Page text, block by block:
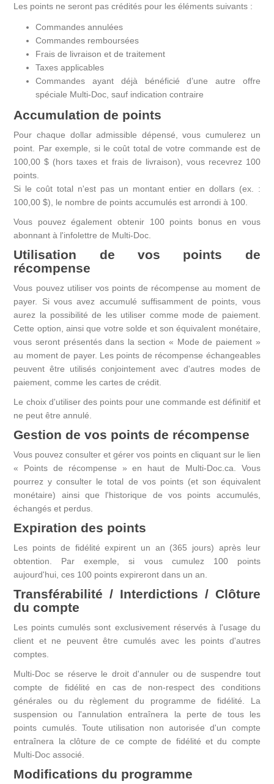
Les points ne seront pas crédités pour les éléments suivants :
Commandes annulées
Commandes remboursées
Frais de livraison et de traitement
Taxes applicables
Commandes ayant déjà bénéficié d’une autre offre
spéciale Multi-Doc, sauf indication contraire
Accumulation de points
Pour chaque dollar admissible dépensé, vous cumulerez un
point. Par exemple, si le coût total de votre commande est de
100,00 $ (hors taxes et frais de livraison), vous recevrez 100
points.
Si le coût total n'est pas un montant entier en dollars (ex. :
100,00 $), le nombre de points accumulés est arrondi à 100.
Vous pouvez également obtenir 100 points bonus en vous
abonnant à l'infolettre de Multi-Doc.
Utilisation de vos points de
récompense
Vous pouvez utiliser vos points de récompense au moment de
payer. Si vous avez accumulé suffisamment de points, vous
aurez la possibilité de les utiliser comme mode de paiement.
Cette option, ainsi que votre solde et son équivalent monétaire,
vous seront présentés dans la section « Mode de paiement »
au moment de payer. Les points de récompense échangeables
peuvent être utilisés conjointement avec d'autres modes de
paiement, comme les cartes de crédit.
Le choix d'utiliser des points pour une commande est définitif et
ne peut être annulé.
Gestion de vos points de récompense
Vous pouvez consulter et gérer vos points en cliquant sur le lien
« Points de récompense » en haut de Multi-Doc.ca. Vous
pourrez y consulter le total de vos points (et son équivalent
monétaire) ainsi que l'historique de vos points accumulés,
échangés et perdus.
Expiration des points
Les points de fidélité expirent un an (365 jours) après leur
obtention. Par exemple, si vous cumulez 100 points
aujourd'hui, ces 100 points expireront dans un an.
Transférabilité / Interdictions / Clôture
du compte
Les points cumulés sont exclusivement réservés à l'usage du
client et ne peuvent être cumulés avec les points d'autres
comptes.
Multi-Doc se réserve le droit d'annuler ou de suspendre tout
compte de fidélité en cas de non-respect des conditions
générales ou du règlement du programme de fidélité. La
suspension ou l'annulation entraînera la perte de tous les
points cumulés. Toute utilisation non autorisée d'un compte
entraînera la clôture de ce compte de fidélité et du compte
Multi-Doc associé.
Modifications du programme